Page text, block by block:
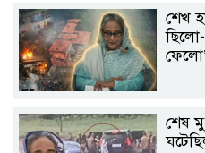
শেখ
ফেলো’
শেষ